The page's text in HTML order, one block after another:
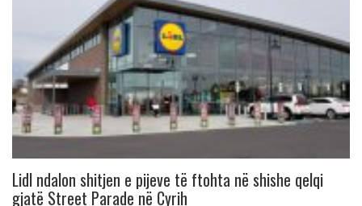
Lidl ndalon shitjen e pijeve të ftohta në shishe qelqi
gjatë Street Parade në Cyrih